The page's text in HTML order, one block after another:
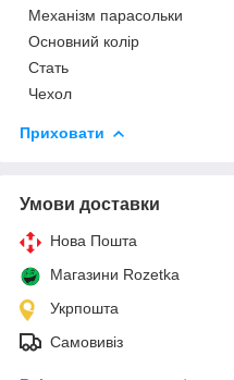
Механізм парасольки
Основний колір
Стать
Чехол
Приховати
Умови доставки
Нова Пошта
Магазини Rozetka
Укрпошта
Самовивіз